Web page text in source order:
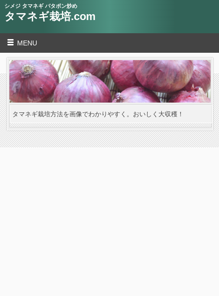
シメジ タマネギ バタポン炒め
タマネギ栽培.com
MENU
タマネギ栽培方法を画像でわかりやすく。おいしく大収穫！